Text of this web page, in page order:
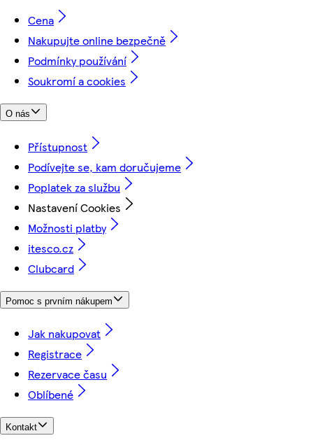
Cena
Nakupujte online bezpečně
Podmínky používání
Soukromí a cookies
O nás
Přístupnost
Podívejte se, kam doručujeme
Poplatek za službu
Nastavení Cookies
Možnosti platby
itesco.cz
Clubcard
Pomoc s prvním nákupem
Jak nakupovat
Registrace
Rezervace času
Oblíbené
Kontakt